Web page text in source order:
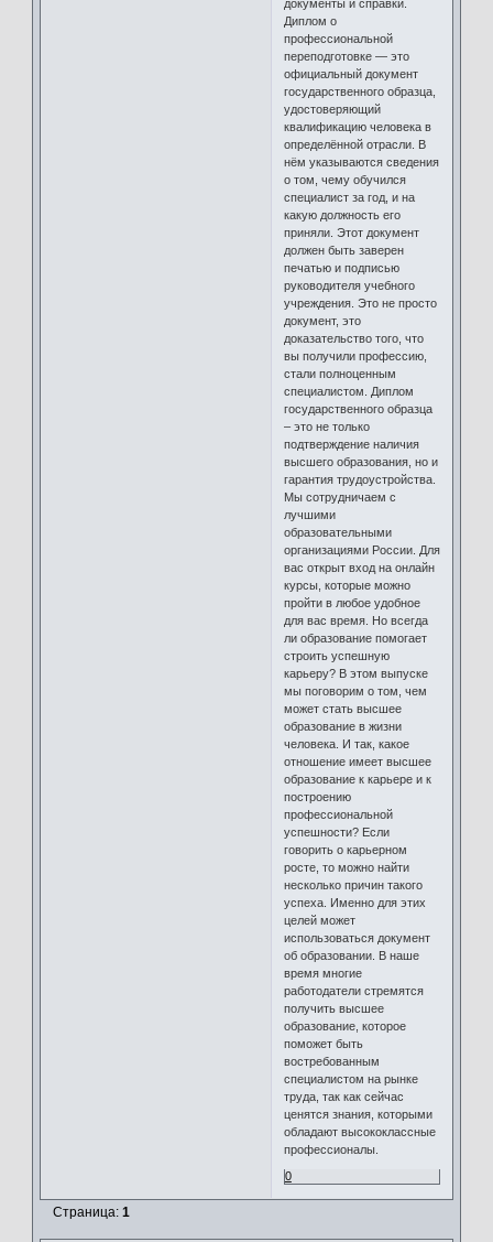
документы и справки.
Диплом о
профессиональной
переподготовке — это
официальный документ
государственного образца,
удостоверяющий
квалификацию человека в
определённой отрасли. В
нём указываются сведения
о том, чему обучился
специалист за год, и на
какую должность его
приняли. Этот документ
должен быть заверен
печатью и подписью
руководителя учебного
учреждения. Это не просто
документ, это
доказательство того, что
вы получили профессию,
стали полноценным
специалистом. Диплом
государственного образца
– это не только
подтверждение наличия
высшего образования, но и
гарантия трудоустройства.
Мы сотрудничаем с
лучшими
образовательными
организациями России. Для
вас открыт вход на онлайн
курсы, которые можно
пройти в любое удобное
для вас время. Но всегда
ли образование помогает
строить успешную
карьеру? В этом выпуске
мы поговорим о том, чем
может стать высшее
образование в жизни
человека. И так, какое
отношение имеет высшее
образование к карьере и к
построению
профессиональной
успешности? Если
говорить о карьерном
росте, то можно найти
несколько причин такого
успеха. Именно для этих
целей может
использоваться документ
об образовании. В наше
время многие
работодатели стремятся
получить высшее
образование, которое
поможет быть
востребованным
специалистом на рынке
труда, так как сейчас
ценятся знания, которыми
обладают высококлассные
профессионалы.
0
Страница: 1